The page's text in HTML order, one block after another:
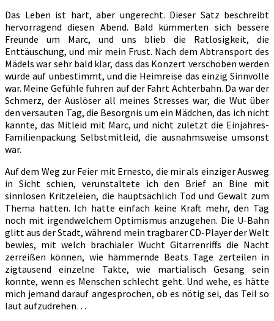
Das Leben ist hart, aber ungerecht. Dieser Satz beschreibt
hervorragend diesen Abend. Bald kümmerten sich bessere
Freunde um Marc, und uns blieb die Ratlosigkeit, die
Enttäuschung, und mir mein Frust. Nach dem Abtransport des
Mädels war sehr bald klar, dass das Konzert verschoben werden
würde auf unbestimmt, und die Heimreise das einzig Sinnvolle
war. Meine Gefühle fuhren auf der Fahrt Achterbahn. Da war der
Schmerz, der Auslöser all meines Stresses war, die Wut über
den versauten Tag, die Besorgnis um ein Mädchen, das ich nicht
kannte, das Mitleid mit Marc, und nicht zuletzt die Einjahres-
Familienpackung Selbstmitleid, die ausnahmsweise umsonst
war.
Auf dem Weg zur Feier mit Ernesto, die mir als einziger Ausweg
in Sicht schien, verunstaltete ich den Brief an Bine mit
sinnlosen Kritzeleien, die hauptsächlich Tod und Gewalt zum
Thema hatten. Ich hatte einfach keine Kraft mehr, den Tag
noch mit irgendwelchem Optimismus anzugehen. Die U-Bahn
glitt aus der Stadt, während mein tragbarer CD-Player der Welt
bewies, mit welch brachialer Wucht Gitarrenriffs die Nacht
zerreißen können, wie hämmernde Beats Tage zerteilen in
zigtausend einzelne Takte, wie martialisch Gesang sein
konnte, wenn es Menschen schlecht geht. Und wehe, es hätte
mich jemand darauf angesprochen, ob es nötig sei, das Teil so
laut aufzudrehen…